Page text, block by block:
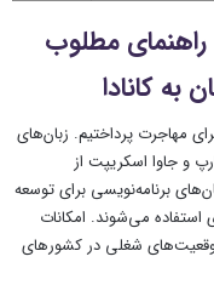
راهنمای مطلوب
به کانادا
مهاجرت پرداختیم. زبان‌های
و جاوا اسکریپت از
برنامه‌نویسی برای توسعه
می‌شوند. امکانات
شغلی در کشورهای